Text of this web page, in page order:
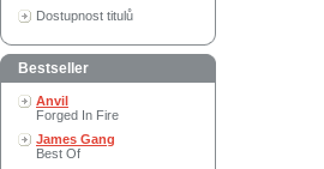
Dostupnost titulů
Bestseller
Anvil
Forged In Fire
James Gang
Best Of